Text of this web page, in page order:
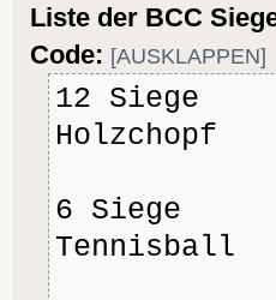
#83 -
DAK
1
#82 -
5
#81
Liste der BCC
Code: [AUSKLAPPEN]
12 Siege
Holzchopf
6 Siege
Tennisball